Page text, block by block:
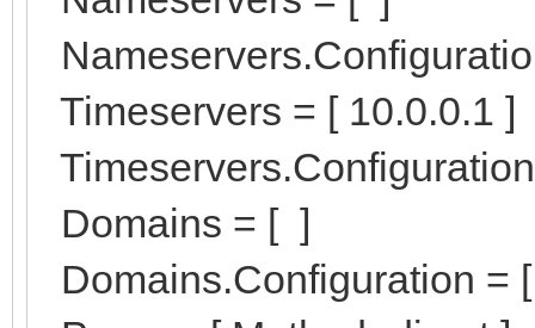
Timeservers = [ 10.0.0.1 ]
Domains = [ ]
Domains.Configuration =